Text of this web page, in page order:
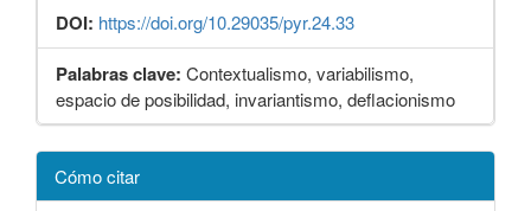
DOI: https://doi.org/10.29035/pyr.24.33
Palabras clave: Contextualismo, variabilismo,
espacio de posibilidad, invariantismo, deflacionismo
Detalles
del
artículo
Cómo citar